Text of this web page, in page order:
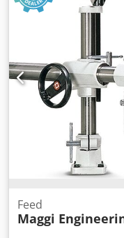
Feed
Maggi